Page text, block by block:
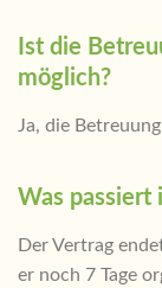
Ist die
möglich?
Ja, die
Was passiert
Der Vertrag
er noch 7 Tage